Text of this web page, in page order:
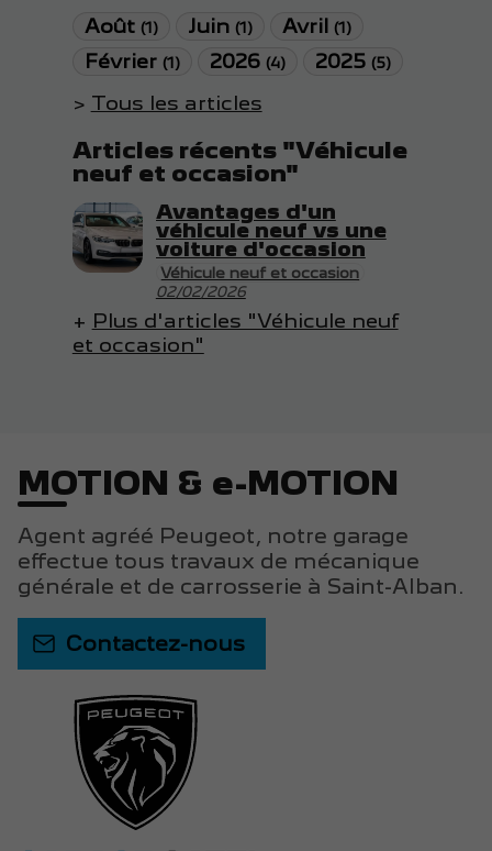
Août (1) Juin (1) Avril (1)
Février (1) 2026 (4) 2025 (5)
Tous les articles
Articles récents "Véhicule
neuf et occasion"
Véhicule neuf et occasion
02/02/2026
Avantages d'un
véhicule neuf vs une
voiture d'occasion
Plus d'articles "Véhicule neuf
et occasion"
MOTION & e-MOTION
Agent agréé Peugeot, notre garage
effectue tous travaux de mécanique
générale et de carrosserie à Saint-Alban.
Contactez-nous